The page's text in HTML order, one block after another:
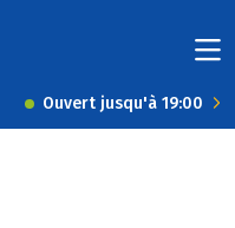
Ouvert jusqu'à 19:00